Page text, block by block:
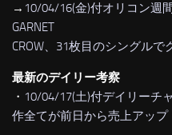
→ 10/04/16(金)付オリコン週
GARNET
CROW、31枚目のシングルで
最新のデイリー考察
・ 10/04/17(土)付デイリーチ
作全てが前日から売上アップ